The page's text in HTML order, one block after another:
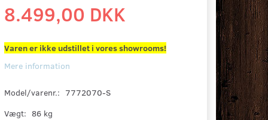
8.499,00 DKK
Varen er ikke udstillet i vores showrooms!
Mere information
Model/varenr.: 7772070-S
Vægt: 86 kg